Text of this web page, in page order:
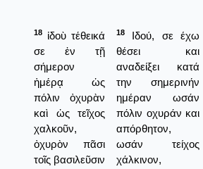
18
ἰδοὺ τέθεικά
σε ἐν τῇ
σήμερον
ἡμέρᾳ ὡς
πόλιν ὀχυρὰν
καὶ ὡς τεῖχος
χαλκοῦν,
ὀχυρὸν πᾶσι
τοῖς βασιλεῦσιν
18
Ιδού, σε έχω
θέσει και
αναδείξει κατά
την σημερινήν
ημέραν ωσάν
πόλιν οχυράν και
απόρθητον,
ωσάν τείχος
χάλκινον,